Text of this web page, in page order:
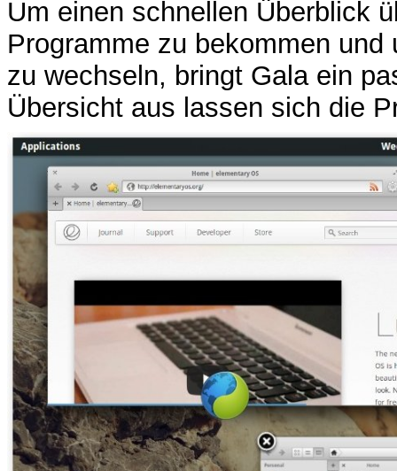
Um einen schnellen Überblick
Programme zu bekommen
zu wechseln, bringt Gala ein
Übersicht aus lassen sich die